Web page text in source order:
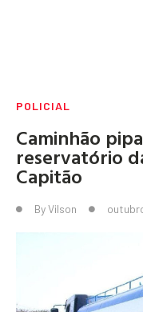
POLICIAL
Caminhão
reservatório
Capitão
ByVilson